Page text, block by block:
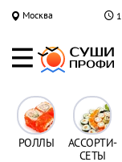
Москва
РОЛЛЫ
АССОРТИ-
СЕТЫ